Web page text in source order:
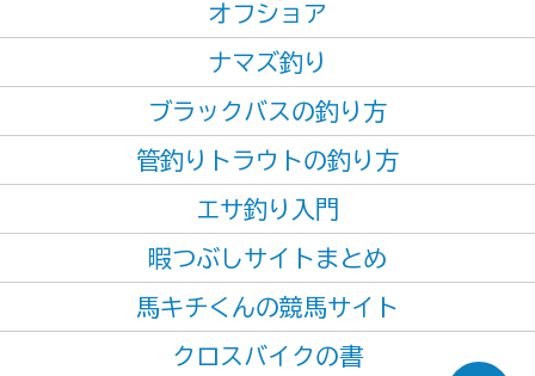
オフショア
ナマズ釣り
ブラックバスの釣り方
管釣りトラウトの釣り方
エサ釣り入門
暇つぶしサイトまとめ
馬キチくんの競馬サイト
クロスバイクの書